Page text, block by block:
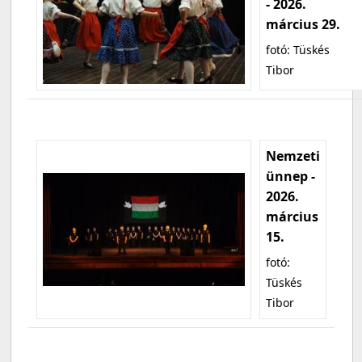
- 2026.
március 29.
fotó: Tüskés
Tibor
Nemzeti
ünnep -
2026.
március
15.
fotó:
Tüskés
Tibor